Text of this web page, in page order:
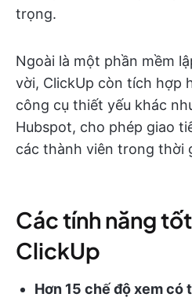
trọng.
Ngoài là một phần mềm
vời, ClickUp còn tích hợp
công cụ thiết yếu khác
Hubspot, cho phép giao
các thành viên trong thời
Các tính năng
ClickUp
Hơn 15 chế độ xem có